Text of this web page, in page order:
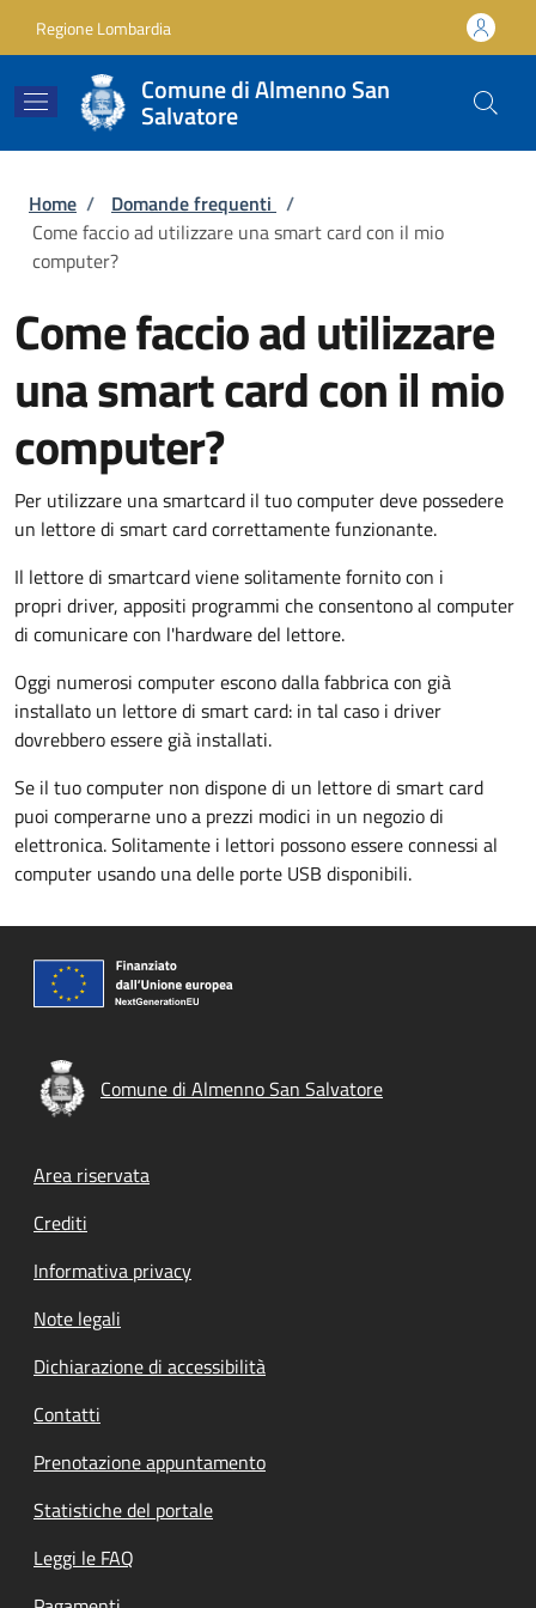
Regione Lombardia
Comune di Almenno San
Salvatore
Briciole di pane
Home / Domande frequenti /
Come faccio ad utilizzare una smart card con il mio
computer?
Come faccio ad utilizzare
una smart card con il mio
computer?
Per utilizzare una smartcard il tuo computer deve possedere
un lettore di smart card correttamente funzionante.
Il lettore di smartcard viene solitamente fornito con i
propri driver, appositi programmi che consentono al computer
di comunicare con l'hardware del lettore.
Oggi numerosi computer escono dalla fabbrica con già
installato un lettore di smart card: in tal caso i driver
dovrebbero essere già installati.
Se il tuo computer non dispone di un lettore di smart card
puoi comperarne uno a prezzi modici in un negozio di
elettronica. Solitamente i lettori possono essere connessi al
computer usando una delle porte USB disponibili.
Comune di Almenno San Salvatore
Footer menu
Area riservata
Crediti
Informativa privacy
Note legali
Dichiarazione di accessibilità
Contatti
Prenotazione appuntamento
Statistiche del portale
Leggi le FAQ